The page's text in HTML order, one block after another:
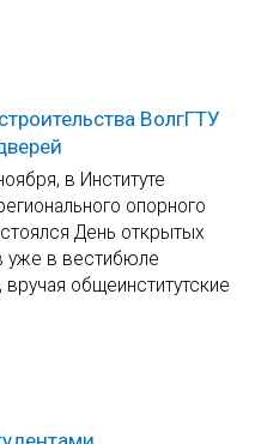
ВолгГТУ
в Институте
опорного
День открытых
уже в вестибюле
вручая общеинститутские